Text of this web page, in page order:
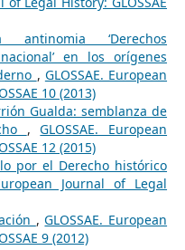
antinomia ‘Derechos
en los orígenes
, GLOSSAE. European
10 (2013)
Gualda: semblanza de
,GLOSSAE. European
12 (2015)
por el Derecho histórico
Journal of Legal
,GLOSSAE. European
9 (2012)